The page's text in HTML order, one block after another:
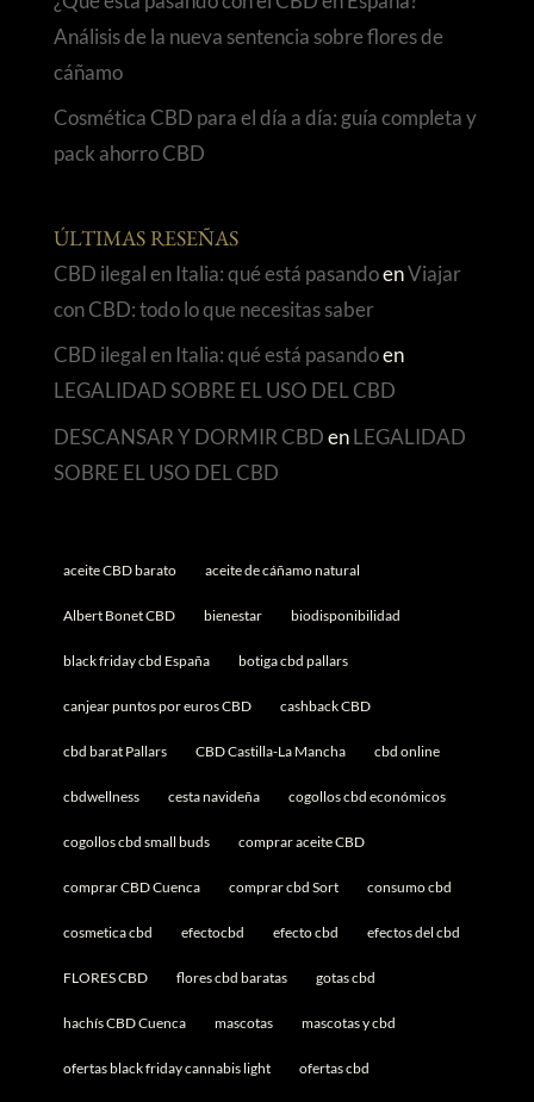
Análisis de la nueva sentencia sobre flores de
cáñamo
Cosmética CBD para el día a día: guía completa y
pack ahorro CBD
ÚLTIMAS RESEÑAS
CBD ilegal en Italia: qué está pasandoenViajar
con CBD: todo lo que necesitas saber
CBD ilegal en Italia: qué está pasandoen
LEGALIDAD SOBRE EL USO DEL CBD
DESCANSAR Y DORMIR CBDenLEGALIDAD
SOBRE EL USO DEL CBD
aceite CBD barato aceite de cáñamo natural
Albert Bonet CBD bienestar biodisponibilidad
black friday cbd España botiga cbd pallars
canjear puntos por euros CBD cashback CBD
cbd barat Pallars CBD Castilla-La Mancha cbd online
cbdwellness cesta navideña cogollos cbd económicos
cogollos cbd small buds comprar aceite CBD
comprar CBD Cuenca comprar cbd Sort consumo cbd
cosmetica cbd efectocbd efecto cbd efectos del cbd
FLORES CBD flores cbd baratas gotas cbd
hachís CBD Cuenca mascotas mascotas y cbd
ofertas black friday cannabis light ofertas cbd